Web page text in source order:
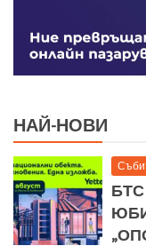
НАЙ-НОВИ
БТС